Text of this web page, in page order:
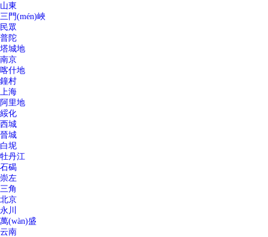
山東
三門(mén)峽
民眾
普陀
塔城地
南京
喀什地
鐘村
上海
阿里地
綏化
西城
晉城
白坭
牡丹江
石碣
崇左
三角
北京
永川
萬(wàn)盛
云南